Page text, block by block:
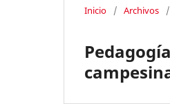
Inicio / Archivos /